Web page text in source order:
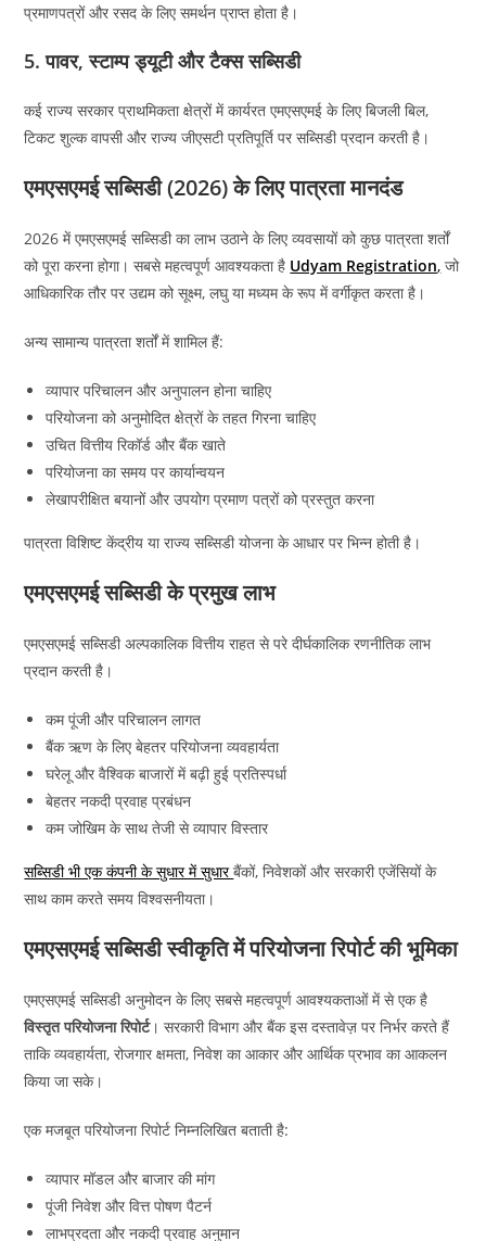
प्रमाणपत्रों और रसद के लिए समर्थन प्राप्त होता है।
5. पावर, स्टाम्प ड्यूटी और टैक्स सब्सिडी
कई राज्य सरकार प्राथमिकता क्षेत्रों में कार्यरत एमएसएमई के लिए बिजली बिल,
टिकट शुल्क वापसी और राज्य जीएसटी प्रतिपूर्ति पर सब्सिडी प्रदान करती है।
एमएसएमई सब्सिडी (2026) के लिए पात्रता मानदंड
2026 में एमएसएमई सब्सिडी का लाभ उठाने के लिए व्यवसायों को कुछ पात्रता शर्तों
को पूरा करना होगा। सबसे महत्वपूर्ण आवश्यकता है Udyam Registration, जो
आधिकारिक तौर पर उद्यम को सूक्ष्म, लघु या मध्यम के रूप में वर्गीकृत करता है।
अन्य सामान्य पात्रता शर्तों में शामिल हैं:
व्यापार परिचालन और अनुपालन होना चाहिए
परियोजना को अनुमोदित क्षेत्रों के तहत गिरना चाहिए
उचित वित्तीय रिकॉर्ड और बैंक खाते
परियोजना का समय पर कार्यान्वयन
लेखापरीक्षित बयानों और उपयोग प्रमाण पत्रों को प्रस्तुत करना
पात्रता विशिष्ट केंद्रीय या राज्य सब्सिडी योजना के आधार पर भिन्न होती है।
एमएसएमई सब्सिडी के प्रमुख लाभ
एमएसएमई सब्सिडी अल्पकालिक वित्तीय राहत से परे दीर्घकालिक रणनीतिक लाभ
प्रदान करती है।
कम पूंजी और परिचालन लागत
बैंक ऋण के लिए बेहतर परियोजना व्यवहार्यता
घरेलू और वैश्विक बाजारों में बढ़ी हुई प्रतिस्पर्धा
बेहतर नकदी प्रवाह प्रबंधन
कम जोखिम के साथ तेजी से व्यापार विस्तार
सब्सिडी भी एक कंपनी के सुधार में सुधारबैंकों, निवेशकों और सरकारी एजेंसियों के
साथ काम करते समय विश्वसनीयता।
एमएसएमई सब्सिडी स्वीकृति में परियोजना रिपोर्ट की भूमिका
एमएसएमई सब्सिडी अनुमोदन के लिए सबसे महत्वपूर्ण आवश्यकताओं में से एक है
विस्तृत परियोजना रिपोर्ट। सरकारी विभाग और बैंक इस दस्तावेज़ पर निर्भर करते हैं
ताकि व्यवहार्यता, रोजगार क्षमता, निवेश का आकार और आर्थिक प्रभाव का आकलन
किया जा सके।
एक मजबूत परियोजना रिपोर्ट निम्नलिखित बताती है:
व्यापार मॉडल और बाजार की मांग
पूंजी निवेश और वित्त पोषण पैटर्न
लाभप्रदता और नकदी प्रवाह अनुमान